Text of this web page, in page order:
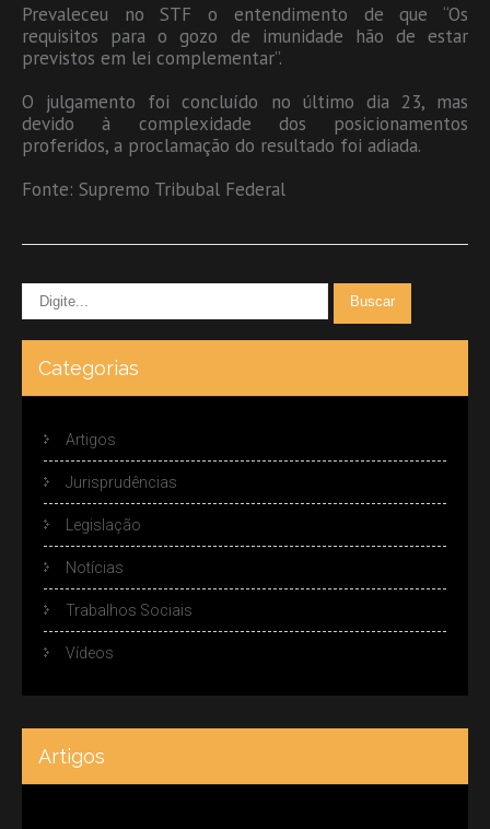
Prevaleceu no STF o entendimento de que “Os
requisitos para o gozo de imunidade hão de estar
previstos em lei complementar”.
O julgamento foi concluído no último dia 23, mas
devido à complexidade dos posicionamentos
proferidos, a proclamação do resultado foi adiada.
Fonte: Supremo Tribubal Federal
Categorias
Artigos
Jurisprudências
Legislação
Notícias
Trabalhos Sociais
Vídeos
Artigos